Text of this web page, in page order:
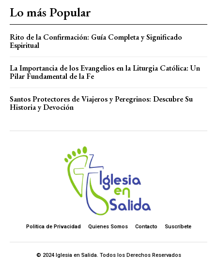
Lo más Popular
Rito de la Confirmación: Guía Completa y Significado
Espiritual
La Importancia de los Evangelios en la Liturgia Católica: Un
Pilar Fundamental de la Fe
Santos Protectores de Viajeros y Peregrinos: Descubre Su
Historia y Devoción
Politica de Privacidad Quienes Somos Contacto Suscríbete
© 2024 Iglesia en Salida. Todos los Derechos Reservados